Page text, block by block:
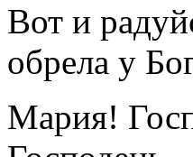
Вот и
обрела у
Мария!